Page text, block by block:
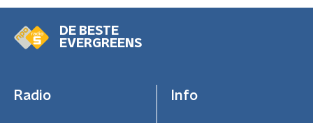
DE BESTE
EVERGREENS
Radio Info